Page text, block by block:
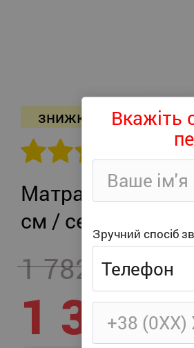
знижка -26%
Матрац Persei
см / середня
1 782 -
1 325
Вкажіть
Зручний спосіб